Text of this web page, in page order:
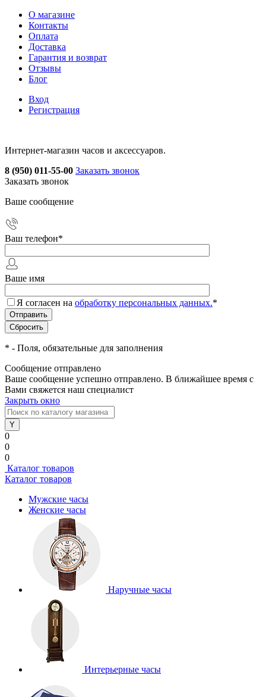
О магазине
Контакты
Оплата
Доставка
Гарантия и возврат
Отзывы
Блог
Вход
Регистрация
Интернет-магазин часов и аксессуаров.
8 (950) 011-55-00 Заказать звонок
Заказать звонок
Ваше сообщение
Ваш телефон*
Ваше имя
Я согласен на обработку персональных данных.*
* - Поля, обязательные для заполнения
Сообщение отправлено
Ваше сообщение успешно отправлено. В ближайшее время с
Вами свяжется наш специалист
Закрыть окно
0
0
0
Каталог товаров
Каталог товаров
Мужские часы
Женские часы
Наручные часы
Интерьерные часы